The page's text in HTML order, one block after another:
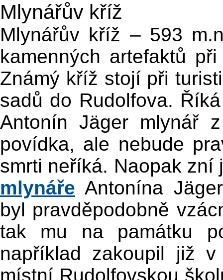
Mlynářův kříž
Mlynářův kříž – 593
kamenných artefaktů
Známý kříž stojí při
sadů do Rudolfova.
Antonín Jäger mlynář
povídka, ale nebude
smrti neříká. Naopak zní
mlynáře Antonína
byl pravděpodobně
tak mu na památku
například zakoupil již
místní Rudolfovskou